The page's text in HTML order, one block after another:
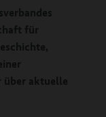
für
über aktuelle